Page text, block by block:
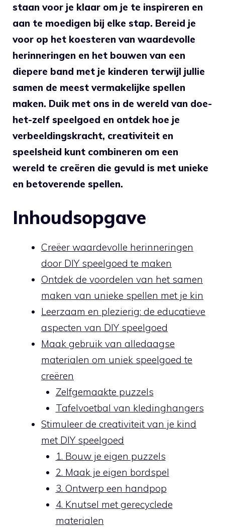
staan voor je ​klaar om je te inspireren en
aan te moedigen bij elke‌ stap. ​Bereid ⁣je
voor op het koesteren van waardevolle
herinneringen ‌en het ⁣bouwen ‌van een
diepere band⁤ met je kinderen terwijl ‌jullie
samen de meest vermakelijke ⁣spellen
maken. Duik met ons⁢ in de wereld van⁢ doe-
het-zelf ⁢speelgoed en ontdek hoe ​je
verbeeldingskracht, creativiteit en​
speelsheid kunt combineren om een​
wereld ‌te creëren die gevuld is met unieke
en betoverende spellen.
Inhoudsopgave
Creëer waardevolle herinneringen
door ⁤DIY speelgoed te maken
Ontdek ⁣de voordelen van het samen
maken van unieke spellen met je⁢ kin
Leerzaam en plezierig: ‌de educatieve
aspecten van DIY speelgoed
Maak gebruik ⁤van alledaagse
materialen om uniek speelgoed te⁤
creëren
Zelfgemaakte puzzels
Tafelvoetbal⁣ van kledinghangers
Stimuleer de creativiteit ‍van je ​kind
met DIY speelgoed
1. Bouw je eigen puzzels
2. Maak je eigen bordspel
3. Ontwerp‌ een handpop
4. Knutsel met gerecyclede
⁢materialen